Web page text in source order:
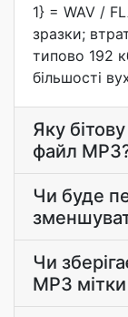
1} = WAV /
зразки;
типово 192
більшості
Яку
файл
Чи буде
Чи
MP3